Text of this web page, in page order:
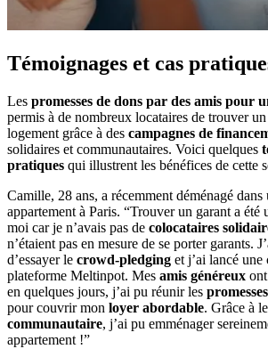
Témoignages et cas
Les promesses de dons par des amis pour
permis à de nombreux locataires de trouver un
logement grâce à des campagnes de
solidaires et communautaires. Voici quelques
pratiques qui illustrent les bénéfices de cette
Camille, 28 ans, a récemment déménagé dans
appartement à Paris. “Trouver un garant a été
moi car je n’avais pas de colocataires
n’étaient pas en mesure de se porter garants.
d’essayer le crowd-pledging et j’ai lancé une
plateforme Meltinpot. Mes amis généreux
en quelques jours, j’ai pu réunir les
pour couvrir mon loyer abordable. Grâce à
communautaire, j’ai pu emménager
appartement !”